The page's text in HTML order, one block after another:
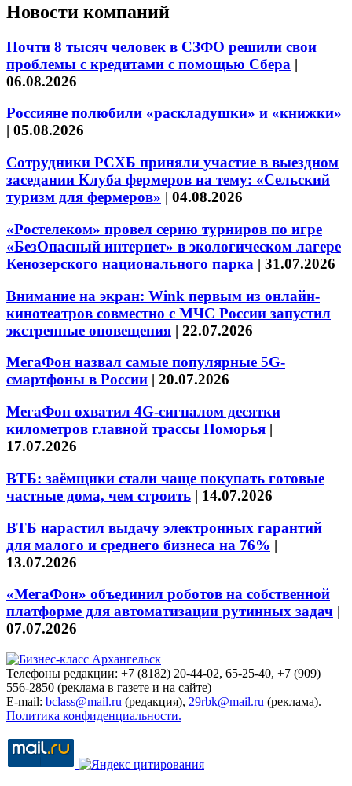
Новости компаний
Почти 8 тысяч человек в СЗФО решили свои
проблемы с кредитами с помощью Сбера |
06.08.2026
Россияне полюбили «раскладушки» и «книжки»
| 05.08.2026
Сотрудники РСХБ приняли участие в выездном
заседании Клуба фермеров на тему: «Сельский
туризм для фермеров» | 04.08.2026
«Ростелеком» провел серию турниров по игре
«БезОпасный интернет» в экологическом лагере
Кенозерского национального парка | 31.07.2026
Внимание на экран: Wink первым из онлайн-
кинотеатров совместно с МЧС России запустил
экстренные оповещения | 22.07.2026
МегаФон назвал самые популярные 5G-
смартфоны в России | 20.07.2026
МегаФон охватил 4G-сигналом десятки
километров главной трассы Поморья |
17.07.2026
ВТБ: заёмщики стали чаще покупать готовые
частные дома, чем строить | 14.07.2026
ВТБ нарастил выдачу электронных гарантий
для малого и среднего бизнеса на 76% |
13.07.2026
«МегаФон» объединил роботов на собственной
платформе для автоматизации рутинных задач |
07.07.2026
Телефоны редакции: +7 (8182) 20-44-02, 65-25-40, +7 (909)
556-2850 (реклама в газете и на сайте)
E-mail: bclass@mail.ru (редакция), 29rbk@mail.ru (реклама).
Политика конфиденциальности.